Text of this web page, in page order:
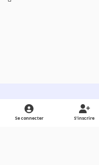
Light ModeDark ModeSystem Preference
Se connecter S’inscrire